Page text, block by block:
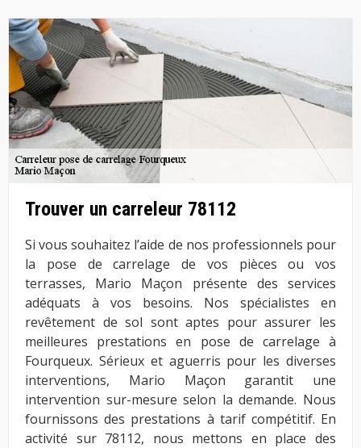
Trouver un carreleur 78112
Si vous souhaitez l’aide de nos professionnels pour
la pose de carrelage de vos pièces ou vos
terrasses, Mario Maçon présente des services
adéquats à vos besoins. Nos spécialistes en
revêtement de sol sont aptes pour assurer les
meilleures prestations en pose de carrelage à
Fourqueux. Sérieux et aguerris pour les diverses
interventions, Mario Maçon garantit une
intervention sur-mesure selon la demande. Nous
fournissons des prestations à tarif compétitif. En
activité sur 78112, nous mettons en place des